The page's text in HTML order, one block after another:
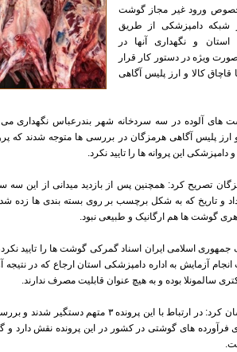
ورود غیر مجاز گوشت
شبکه دامپزشکی از طریق
و نگهداری آنها در
ویژه در دستور کار قرار
قاچاق کالا و ارز پلیس آگاهی
های آلوده در سه سردخانه شهر بندرعباس نگهداری می
و ارز پلیس آگاهی هرمزگان در بررسی ها متوجه شدند که
این پروانه ها را تایید نکرد.
تصریح کرد: همچنین پس از بازدید میدانی از این سه
تاریخ که به شکل برچسب بر روی بسته بندی ها زده شده
گوشت ها هم ارگانیک و طبیعی نبود.
جمهوری اسلامی ایران اسناد گمرکی گوشت ها را تایید
آزمایش به اداره دامپزشکی استان ارجاع که در
سالمونلا بوده و به هیچ عنوان قابلیت مصرف ندارند.
سردار ملکی خاطرنشان کرد: در ارتباط با این
های گوشتی در کشور در این پرونده نقش دارد